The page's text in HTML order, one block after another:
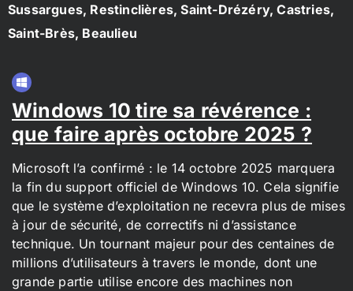
Sussargues, Restinclières, Saint-Drézéry, Castries,
Saint-Brès, Beaulieu
Windows 10 tire sa révérence :
que faire après octobre 2025 ?
Microsoft l’a confirmé : le 14 octobre 2025 marquera
la fin du support officiel de Windows 10. Cela signifie
que le système d’exploitation ne recevra plus de mises
à jour de sécurité, de correctifs ni d’assistance
technique. Un tournant majeur pour des centaines de
millions d’utilisateurs à travers le monde, dont une
grande partie utilise encore des machines non